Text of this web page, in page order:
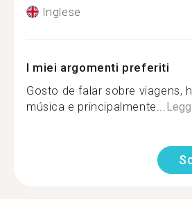
Inglese
I miei argomenti preferiti
Gosto de falar sobre viagens,
música e principalmente...